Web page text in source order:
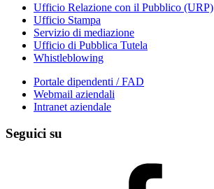
Ufficio Relazione con il Pubblico (URP)
Ufficio Stampa
Servizio di mediazione
Ufficio di Pubblica Tutela
Whistleblowing
Portale dipendenti / FAD
Webmail aziendali
Intranet aziendale
Seguici su